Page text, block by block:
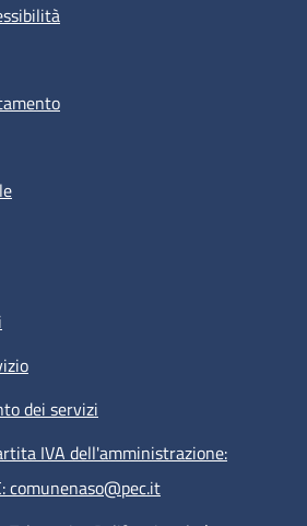
dei servizi
IVA dell'amministrazione:
comunenaso@pec.it